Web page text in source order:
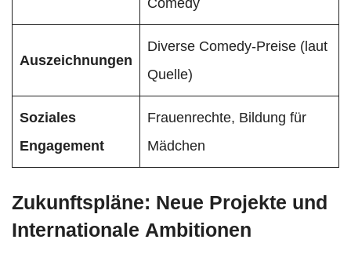
Auszeichnungen
Diverse Comedy-Preise (laut
Quelle)
Soziales
Engagement
Frauenrechte, Bildung für
Mädchen
Zukunftspläne: Neue Projekte und
Internationale Ambitionen